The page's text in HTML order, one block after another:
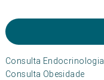
Consulta Endocrinologia
Consulta Obesidade